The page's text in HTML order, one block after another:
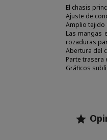
El chasis
Ajuste de
Amplio tejido
Las mangas
rozaduras
Abertura del
Parte trasera
Gráficos
